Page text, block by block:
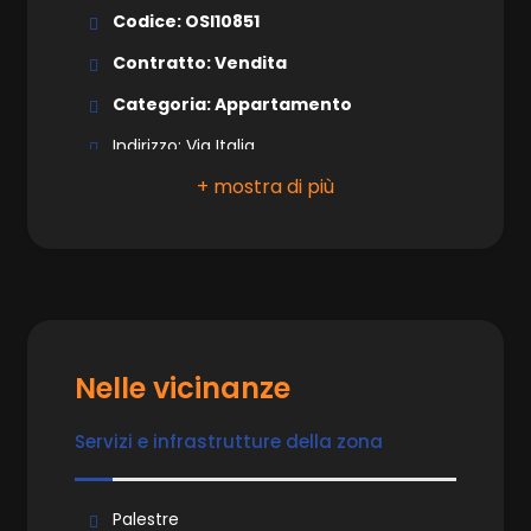
Codice: OSI10851
Contratto: Vendita
Categoria: Appartamento
Indirizzo: Via Italia
CAP: 24040
Locali: 2
Stato conservazione: Ottimo
Piano: 1
Piani totali: 2
Nelle vicinanze
Servizi e infrastrutture della zona
Palestre
Arredato
Nuova costruzione